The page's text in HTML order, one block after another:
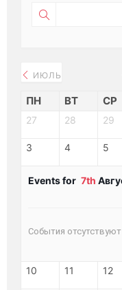
ИЮЛЬ
ПН ВТ СР
27 28 29
3 4 5
Events for 7th
События отсутствуют
10 11 12